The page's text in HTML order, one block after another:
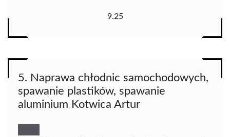
9.25
5. Naprawa chłodnic samochodowych,
spawanie plastików, spawanie
aluminium Kotwica Artur